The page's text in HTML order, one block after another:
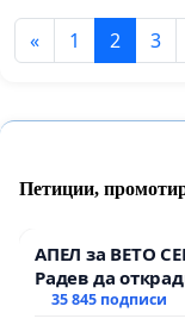
« 1 2 3
Петиции,
АПЕЛ за ВЕТО
Радев да
тъмното
35 845 подписи